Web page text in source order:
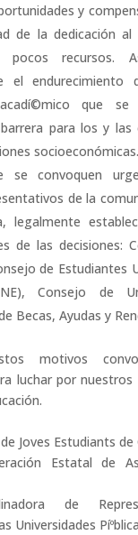
y
de la dedicación
pocos recursos.
el endurecimiento
que se
para los y las
socioeconómicas.
se convoquen
de la
legalmente
de las decisiones:
de Estudiantes
Consejo de
Becas, Ayudas y
motivos
luchar por nuestros
Joves Estudiants
Estatal de
de
Universidades